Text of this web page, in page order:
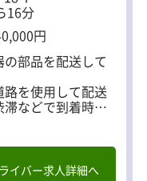
格支援制度も充
16分
円
部品を配送して
を使用して配送
などで到着時間
だくため、身体
す。
イバー求人詳細へ